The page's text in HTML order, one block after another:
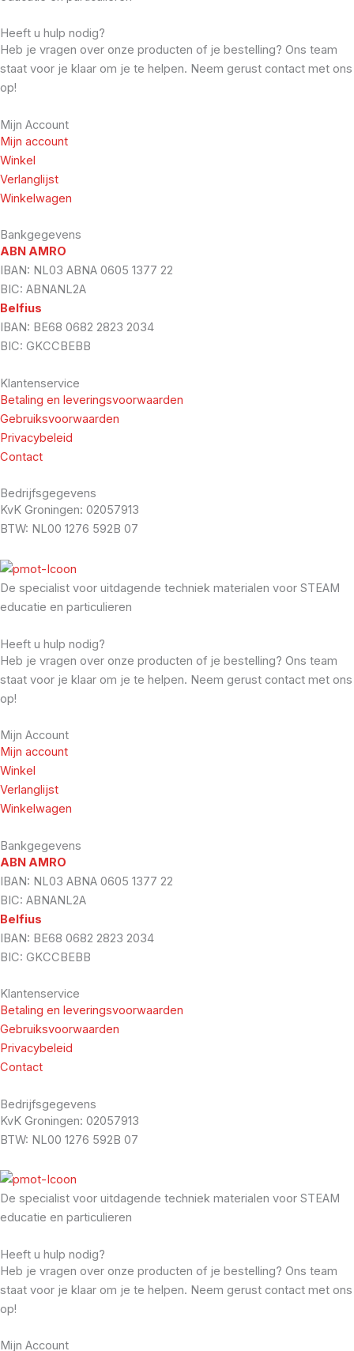
Heeft u hulp nodig?
Heb je vragen over onze producten of je bestelling? Ons team
staat voor je klaar om je te helpen. Neem gerust contact met ons
op!
Mijn Account
Mijn account
Winkel
Verlanglijst
Winkelwagen
Bankgegevens
ABN AMRO
IBAN: NL03 ABNA 0605 1377 22
BIC: ABNANL2A
Belfius
IBAN: BE68 0682 2823 2034
BIC: GKCCBEBB
Klantenservice
Betaling en leveringsvoorwaarden
Gebruiksvoorwaarden
Privacybeleid
Contact
Bedrijfsgegevens
KvK Groningen: 02057913
BTW: NL00 1276 592B 07
De specialist voor uitdagende techniek materialen voor STEAM
educatie en particulieren
Heeft u hulp nodig?
Heb je vragen over onze producten of je bestelling? Ons team
staat voor je klaar om je te helpen. Neem gerust contact met ons
op!
Mijn Account
Mijn account
Winkel
Verlanglijst
Winkelwagen
Bankgegevens
ABN AMRO
IBAN: NL03 ABNA 0605 1377 22
BIC: ABNANL2A
Belfius
IBAN: BE68 0682 2823 2034
BIC: GKCCBEBB
Klantenservice
Betaling en leveringsvoorwaarden
Gebruiksvoorwaarden
Privacybeleid
Contact
Bedrijfsgegevens
KvK Groningen: 02057913
BTW: NL00 1276 592B 07
De specialist voor uitdagende techniek materialen voor STEAM
educatie en particulieren
Heeft u hulp nodig?
Heb je vragen over onze producten of je bestelling? Ons team
staat voor je klaar om je te helpen. Neem gerust contact met ons
op!
Mijn Account